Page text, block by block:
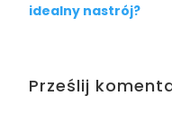
idealny nastrój?
Prześlij